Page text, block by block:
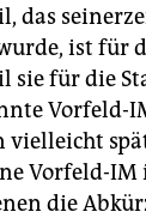
das
ist für
sie für die
Vorfeld-
vielleicht
Vorfeld-IM
die